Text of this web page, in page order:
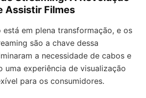
Assistir Filmes
está em plena transformação, e os
são a chave dessa
a necessidade de cabos e
uma experiência de visualização
para os consumidores.